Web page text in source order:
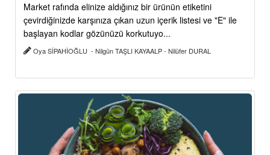
Market rafında elinize aldığınız bir ürünün etiketini
çevirdiğinizde karşınıza çıkan uzun içerik listesi ve "E" ile
başlayan kodlar gözünüzü korkutuyo...
Oya SİPAHİOĞLU - Nilgün TAŞLI KAYAALP - Nilüfer DURAL